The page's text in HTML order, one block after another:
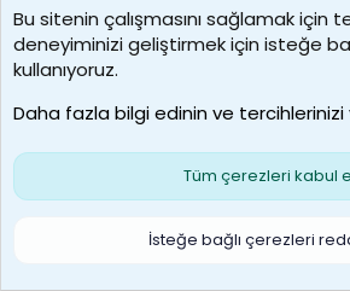
Hürriyet konusuna gelirsek lig biteli 1
geçmemişken seninle milli takım için
gelsinler? Sen onlara malzemeyi
takımın başından gitmek istemiyor.
Benim kriterlerime göre
yönetimle gönderilmen dileğiyle.
Bu sitenin çalışmasını sağlamak için
deneyiminizi geliştirmek için isteğe
kullanıyoruz.
Daha fazla bilgi edinin ve tercihlerinizi
Tüm çerezleri kabul
İsteğe bağlı çerezleri